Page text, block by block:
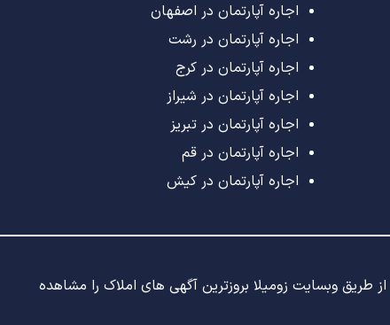
اجاره آپارتمان در اصفهان
اجاره آپارتمان در رشت
اجاره آپارتمان در کرج
اجاره آپارتمان در شیراز
اجاره آپارتمان در تبریز
اجاره آپارتمان در قم
اجاره آپارتمان در کیش
طریق وبسایت زومیلا بروزترین آگهی های املاک را مشاهده